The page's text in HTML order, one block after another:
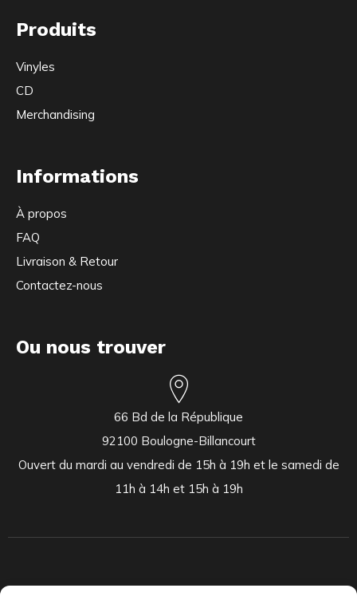
Produits
Vinyles
CD
Merchandising
Informations
À propos
FAQ
Livraison & Retour
Contactez-nous
Ou nous trouver
66 Bd de la République
92100 Boulogne-Billancourt
Ouvert du mardi au vendredi de 15h à 19h et le samedi de
11h à 14h et 15h à 19h